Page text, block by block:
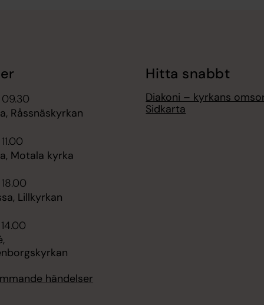
Råssnäskyrkan
Motala kyrka
Lillkyrkan
händelser
Hitta snabbt
Diakoni – kyrkans
Sidkarta